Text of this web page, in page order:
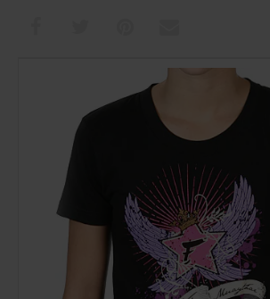
Uitrusting
Training
Verzorging